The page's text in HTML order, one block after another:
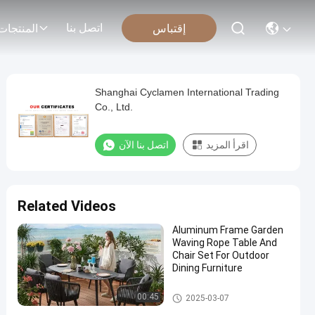
اتصل بنا إقتباس
Shanghai Cyclamen International Trading
Co., Ltd.
اتصل بنا الآن اقرأ المزيد
Related Videos
00:45
Aluminum Frame Garden
Waving Rope Table And
Chair Set For Outdoor
Dining Furniture
Rattan Table And Chair
2025-03-07